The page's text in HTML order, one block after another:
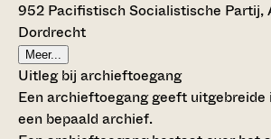
952 Pacifistisch Socialistische Partij,
Dordrecht
Meer...
Uitleg bij archieftoegang
Een archieftoegang geeft
een bepaald archief.